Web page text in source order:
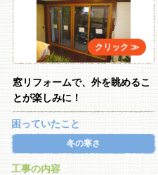
窓リフォームで、外を眺めるこ
とが楽しみに！
困っていたこと
冬の寒さ
工事の内容